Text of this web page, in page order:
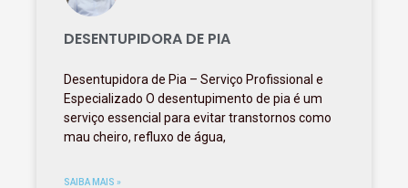
DESENTUPIDORA DE PIA
Desentupidora de Pia – Serviço Profissional e
Especializado O desentupimento de pia é um
serviço essencial para evitar transtornos como
mau cheiro, refluxo de água,
SAIBA MAIS »